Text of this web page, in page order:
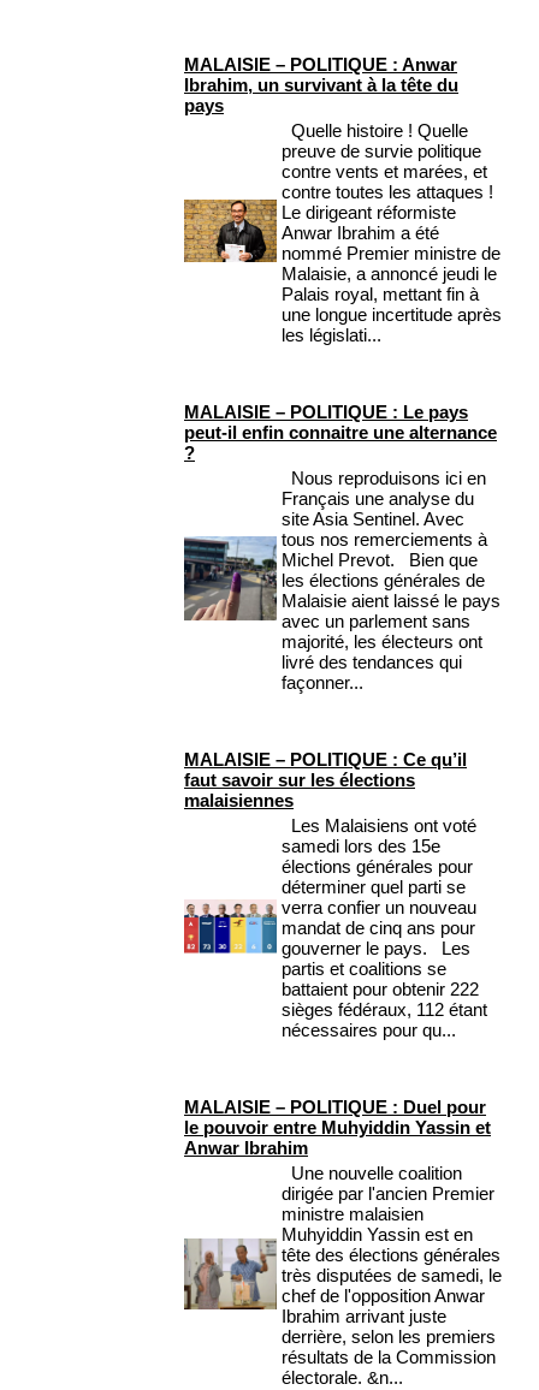
MALAISIE – POLITIQUE : Anwar
Ibrahim, un survivant à la tête du
pays
Quelle histoire ! Quelle
preuve de survie politique
contre vents et marées, et
contre toutes les attaques !
Le dirigeant réformiste
Anwar Ibrahim a été
nommé Premier ministre de
Malaisie, a annoncé jeudi le
Palais royal, mettant fin à
une longue incertitude après
les législati...
MALAISIE – POLITIQUE : Le pays
peut-il enfin connaitre une alternance
?
Nous reproduisons ici en
Français une analyse du
site Asia Sentinel. Avec
tous nos remerciements à
Michel Prevot. Bien que
les élections générales de
Malaisie aient laissé le pays
avec un parlement sans
majorité, les électeurs ont
livré des tendances qui
façonner...
MALAISIE – POLITIQUE : Ce qu’il
faut savoir sur les élections
malaisiennes
Les Malaisiens ont voté
samedi lors des 15e
élections générales pour
déterminer quel parti se
verra confier un nouveau
mandat de cinq ans pour
gouverner le pays. Les
partis et coalitions se
battaient pour obtenir 222
sièges fédéraux, 112 étant
nécessaires pour qu...
MALAISIE – POLITIQUE : Duel pour
le pouvoir entre Muhyiddin Yassin et
Anwar Ibrahim
Une nouvelle coalition
dirigée par l'ancien Premier
ministre malaisien
Muhyiddin Yassin est en
tête des élections générales
très disputées de samedi, le
chef de l'opposition Anwar
Ibrahim arrivant juste
derrière, selon les premiers
résultats de la Commission
électorale. &n...